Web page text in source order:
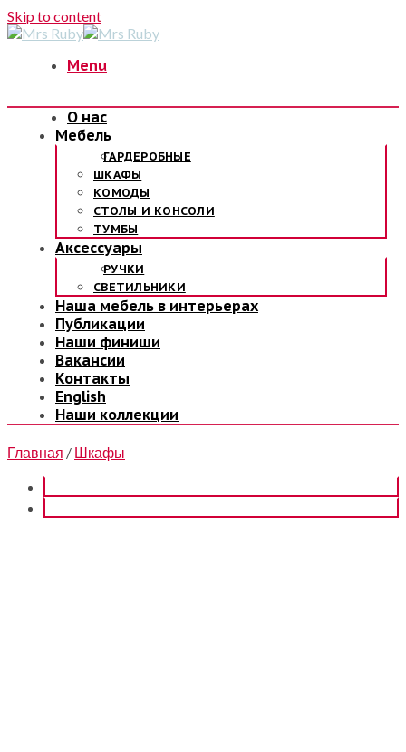
Skip to content
Menu
О нас
Мебель
ГАРДЕРОБНЫЕ
ШКАФЫ
КОМОДЫ
СТОЛЫ И КОНСОЛИ
ТУМБЫ
Аксессуары
РУЧКИ
СВЕТИЛЬНИКИ
Наша мебель в интерьерах
Публикации
Наши финиши
Вакансии
Контакты
English
Наши коллекции
Главная / Шкафы